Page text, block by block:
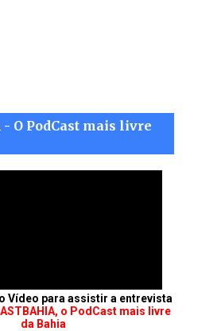
- O PodCast mais livre
Vídeo para assistir a entrevista
o PodCast mais livre
da Bahia